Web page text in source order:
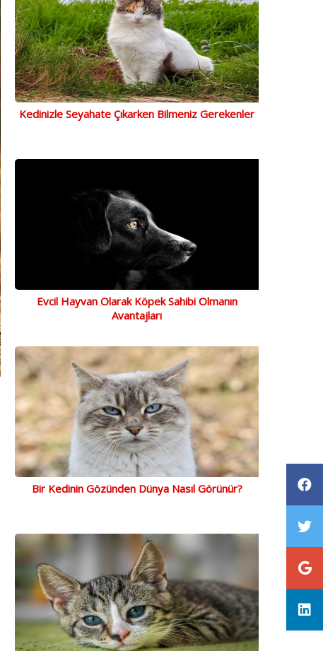
Kedinizle Seyahate Çıkarken Bilmeniz Gerekenler
Evcil Hayvan Olarak Köpek Sahibi Olmanın
Avantajları
Bir Kedinin Gözünden Dünya Nasıl Görünür?